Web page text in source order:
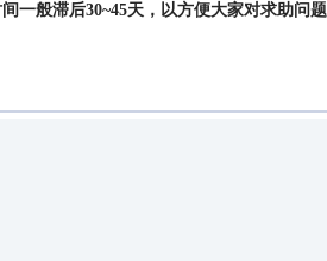
一般滞后30~45天，以方便大家对求助